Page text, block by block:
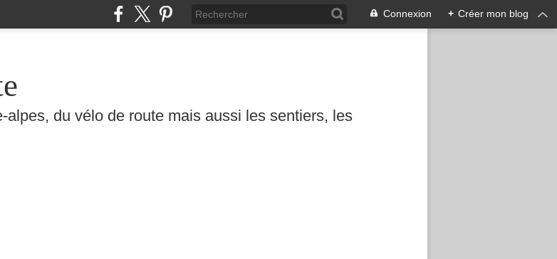
Connexion + Créer mon blog
alpes, du vélo de route mais aussi les sentiers, les